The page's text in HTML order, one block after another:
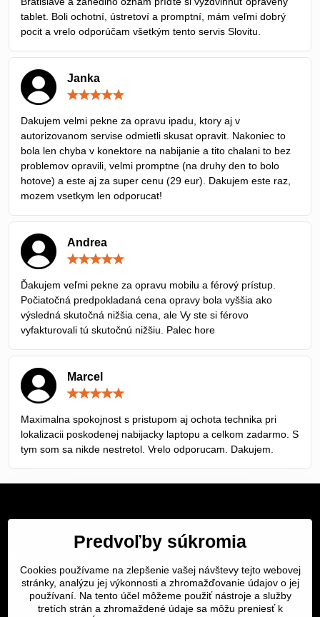
tablet. Boli ochotní, ústretoví a promptní, mám veľmi dobrý
pocit a vrelo odporúčam všetkým tento servis Slovitu.
Janka
5
Dakujem velmi pekne za opravu ipadu, ktory aj v
autorizovanom servise odmietli skusat opravit. Nakoniec to
bola len chyba v konektore na nabijanie a tito chalani to bez
problemov opravili, velmi promptne (na druhy den to bolo
hotove) a este aj za super cenu (29 eur). Dakujem este raz,
mozem vsetkym len odporucat!
Andrea
5
Ďakujem veľmi pekne za opravu mobilu a férový prístup.
Počiatočná predpokladaná cena opravy bola vyššia ako
výsledná skutočná nižšia cena, ale Vy ste si férovo
vyfakturovali tú skutočnú nižšiu. Palec hore
Marcel
5
Maximalna spokojnost s pristupom aj ochota technika pri
lokalizacii poskodenej nabijacky laptopu a celkom zadarmo. S
tym som sa nikde nestretol. Vrelo odporucam. Dakujem.
Servis Bratislava
Servis Košice
Predvoľby súkromia
Cookies používame na zlepšenie vašej návštevy tejto webovej
stránky, analýzu jej výkonnosti a zhromažďovanie údajov o jej
používaní. Na tento účel môžeme použiť nástroje a služby
tretích strán a zhromaždené údaje sa môžu preniesť k